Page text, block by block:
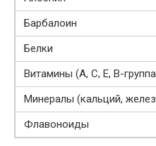
Барбалоин
Белки
Витамины (A, C, E, B-
Минералы (кальций,
Флавоноиды